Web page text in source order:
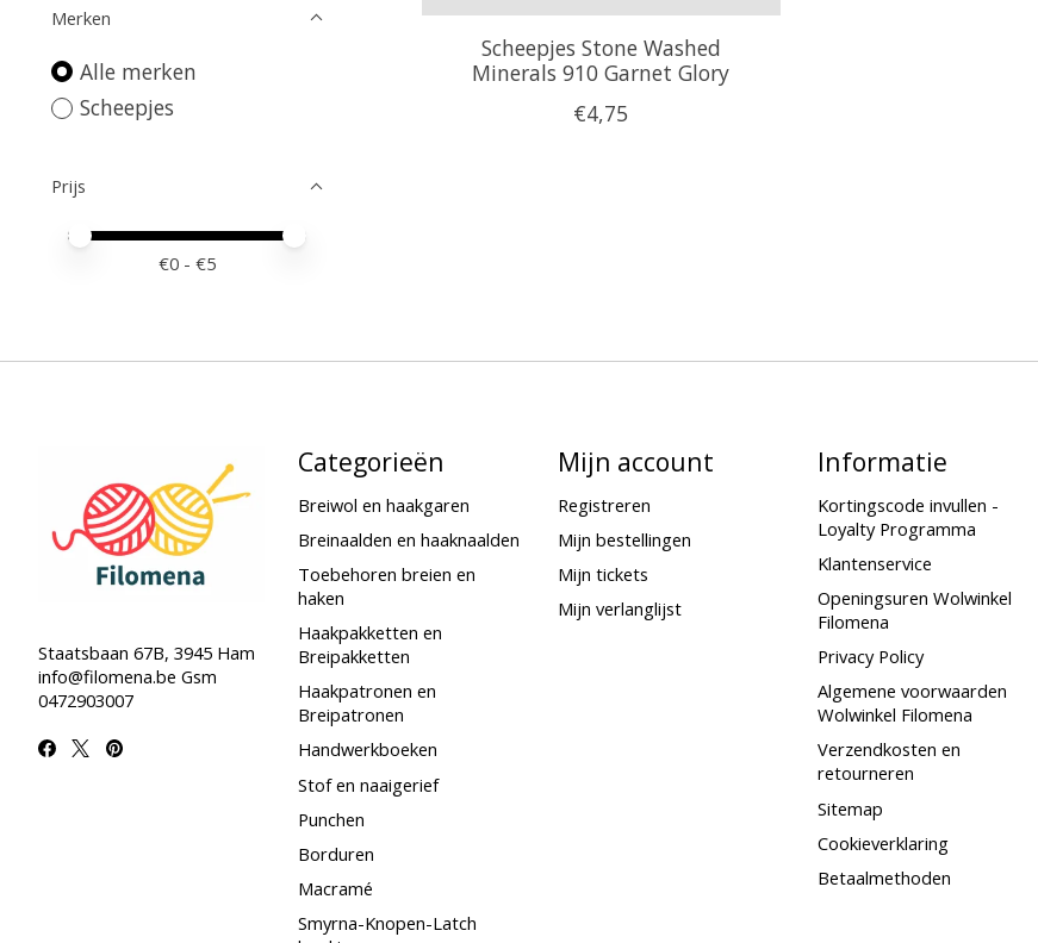
Merken
Alle merken
Scheepjes
Prijs
Minimale prijswaarde
Price maximum value
€0 - €5
Scheepjes Stone Washed
Minerals 910 Garnet Glory
€4,75
Staatsbaan 67B, 3945 Ham
info@filomena.be Gsm
0472903007
Categorieën
Breiwol en haakgaren
Breinaalden en haaknaalden
Toebehoren breien en
haken
Haakpakketten en
Breipakketten
Haakpatronen en
Breipatronen
Handwerkboeken
Stof en naaigerief
Punchen
Borduren
Macramé
Smyrna-Knopen-Latch
Mijn account
Registreren
Mijn bestellingen
Mijn tickets
Mijn verlanglijst
Informatie
Kortingscode invullen -
Loyalty Programma
Klantenservice
Openingsuren Wolwinkel
Filomena
Privacy Policy
Algemene voorwaarden
Wolwinkel Filomena
Verzendkosten en
retourneren
Sitemap
Cookieverklaring
Betaalmethoden